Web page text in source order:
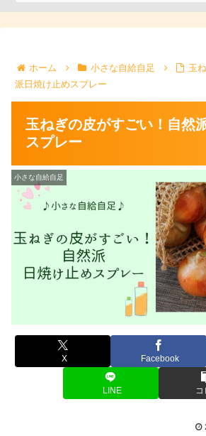
ホーム 小さな自給自足
玉
派日焼け止めスプレー
玉ねぎの皮がすごい！自然
スプレー
小さな自給自足
X Facebook
LINE コ